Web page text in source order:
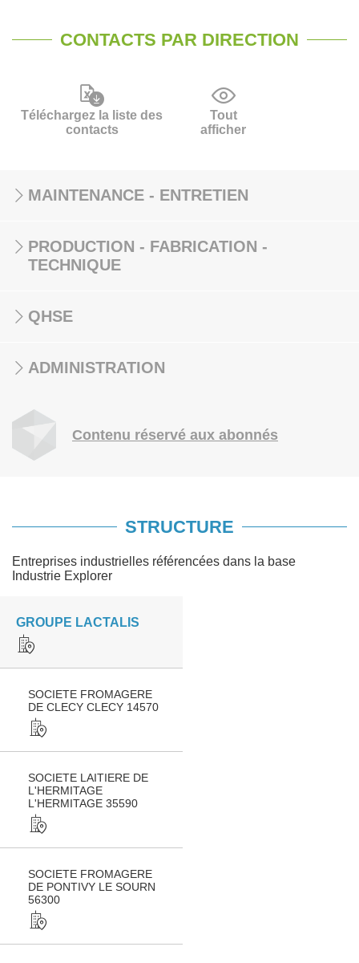
CONTACTS PAR DIRECTION
Téléchargez la liste des
contacts
Tout
afficher
MAINTENANCE - ENTRETIEN
PRODUCTION - FABRICATION -
TECHNIQUE
QHSE
ADMINISTRATION
Contenu réservé aux abonnés
STRUCTURE
Entreprises industrielles référencées dans la base
Industrie Explorer
GROUPE LACTALIS
SOCIETE FROMAGERE
DE CLECY CLECY 14570
SOCIETE LAITIERE DE
L'HERMITAGE
L'HERMITAGE 35590
SOCIETE FROMAGERE
DE PONTIVY LE SOURN
56300